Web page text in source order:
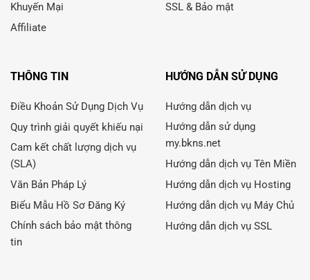
Khuyến Mại
Affiliate
SSL & Bảo mật
THÔNG TIN
Điều Khoản Sử Dụng Dịch Vụ
Quy trình giải quyết khiếu nại
Cam kết chất lượng dịch vụ
(SLA)
Văn Bản Pháp Lý
Biểu Mẫu Hồ Sơ Đăng Ký
Chính sách bảo mật thông
tin
HƯỚNG DẪN SỬ DỤNG
Hướng dẫn dịch vụ
Hướng dẫn sử dụng
my.bkns.net
Hướng dẫn dịch vụ Tên Miền
Hướng dẫn dịch vụ Hosting
Hướng dẫn dịch vụ Máy Chủ
Hướng dẫn dịch vụ SSL